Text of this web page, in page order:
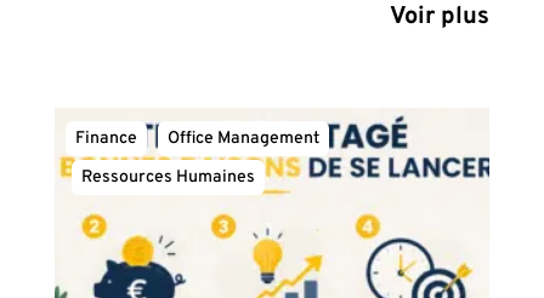
Voir plus
Finance
Office Management
Ressources Humaines